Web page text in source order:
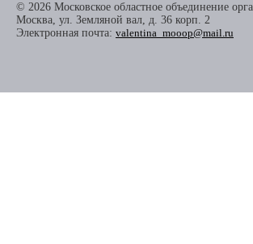
© 2026 Московское областное объединение
Москва, ул. Земляной вал, д. 36 корп. 2
Электронная почта: valentina_mooop@mail.ru